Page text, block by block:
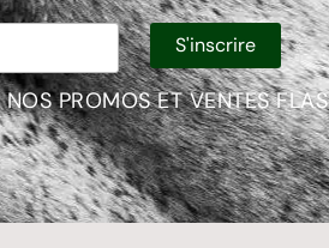
PROMOS ET VENTES